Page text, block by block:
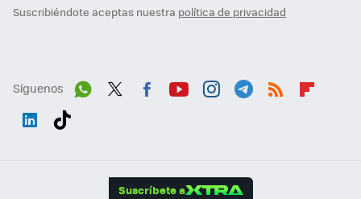
Suscribiéndote aceptas nuestra política de privacidad
Síguenos
Suscríbete a